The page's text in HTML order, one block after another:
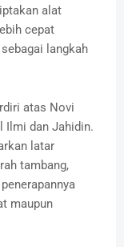
alat
cepat
langkah
atas Novi
Ilmi dan Jahidin.
latar
tambang,
maupun